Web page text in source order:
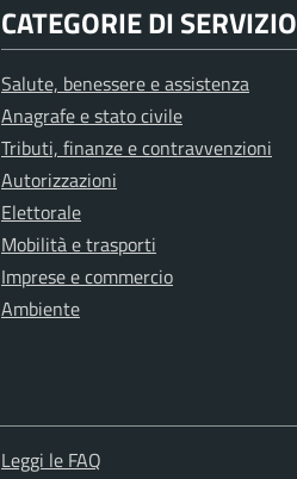
CATEGORIE DI SERVIZIO
Salute, benessere e assistenza
Anagrafe e stato civile
Tributi, finanze e contravvenzioni
Autorizzazioni
Elettorale
Mobilità e trasporti
Imprese e commercio
Ambiente
Leggi le FAQ